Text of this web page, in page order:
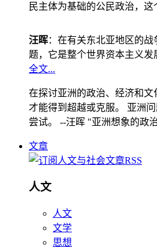
民主体为基础的公民政治，这
汪晖：在有关东北亚地区的
题，它是整个世界资本主义发
全文...
在探讨亚洲的政治、经济和
才能得到超越或克服。 亚洲
尝试。 --汪晖 "亚洲想象的政
文章
人文
人文
文学
思想